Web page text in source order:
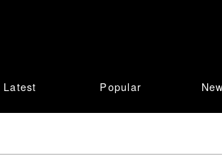
Latest Popular